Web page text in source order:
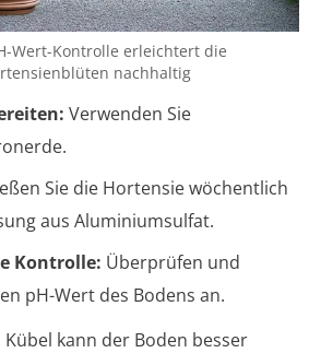
Wert-Kontrolle erleichtert die
nachhaltig
Verwenden Sie
Sie die Hortensie wöchentlich
aus Aluminiumsulfat.
Kontrolle: Überprüfen und
pH-Wert des Bodens an.
kann der Boden besser